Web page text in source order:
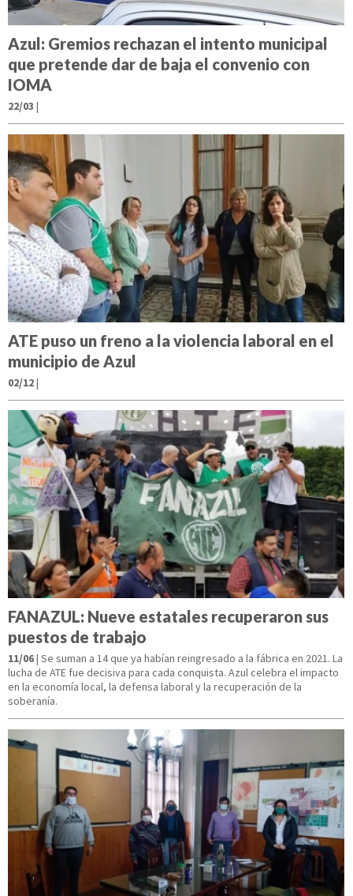
Azul: Gremios rechazan el intento municipal
que pretende dar de baja el convenio con
IOMA
22/03 |
ATE puso un freno a la violencia laboral en el
municipio de Azul
02/12|
FANAZUL: Nueve estatales recuperaron sus
puestos de trabajo
11/06| Se suman a 14 que ya habían reingresado a la fábrica en 2021. La
lucha de ATE fue decisiva para cada conquista. Azul celebra el impacto
en la economía local, la defensa laboral y la recuperación de la
soberanía.